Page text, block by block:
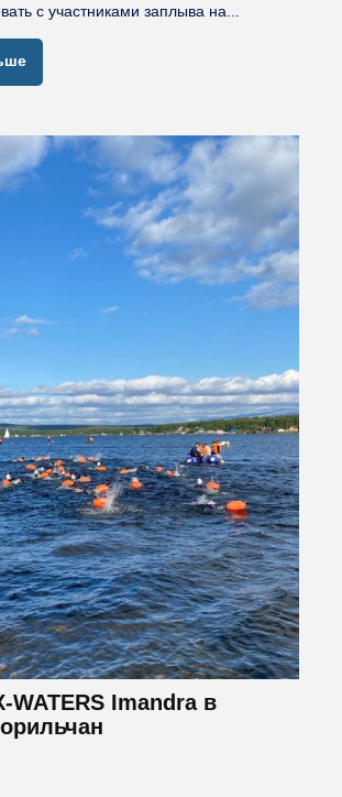
с участниками заплыва на...
WATERS Imandra в